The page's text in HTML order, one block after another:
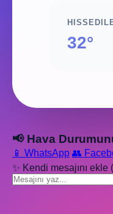
32°
📢 Hava
📱 WhatsApp 👥
✨ Kendi mesajını